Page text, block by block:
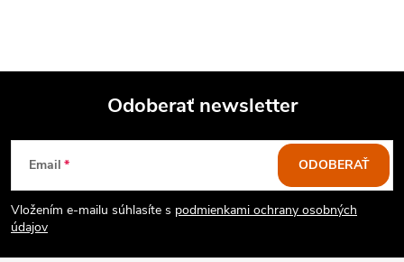
Z
á
p
Odoberať newsletter
Email
Vložením e-mailu súhlasíte s podmienkami ochrany osobných
údajov
ODOBERAŤ